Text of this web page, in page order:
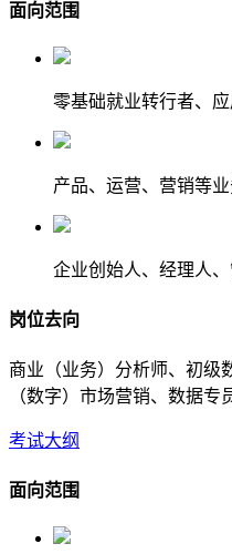
面向范围
零基础就业转行者、
产品、运营、营销等
企业创始人、经理人
岗位去向
商业（业务）分析师、初级
（数字）市场营销、数据专
考试大纲
面向范围